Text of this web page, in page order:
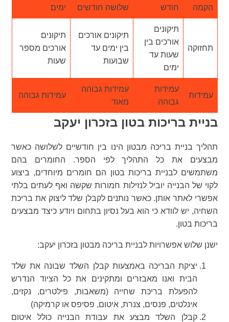
הקמה חודש שלושה חודשים ימים
תחזוקה
תיקונים
אורכים בין
שעות עד
ימים
תיקונים אורכים
בין ימים עד
שבועות
תיקונים
אורכים מספר
שעות
עמידות
עמידות
גבוהה
עמידות גבוהה
מאוד
עמידות גבוהה
בניית בריכות בטון בזכרון יעקב
תהליך בניית בריכה מבטון הינו בין חודשיים לשלושה כאשר
מבצעים את כל התהליך לפי הספר. החומרים בהם
משתמשים לבניית בריכות בטון הם חומרים מיוחדים, ביצוע
לקוי של הבנייה יוביל לנזילות חמורות שקשה ואף לעתים בלתי
אפשרי לאתר אותן. כאשר נותנים לקבלן שלד ליצוק את בריכת
השחיה, יש לוודא כי הוא בעל נסיון בתחום ויודע כיצד מבצעים
בריכות בטון.
ישנן שלוש אפשרויות לבניית בריכה מבטון בזכרון יעקב:
יציקת הבריכה באמצעות קבלן השלד שבונה את שלד
הבית ואנו מאבזרים ומתקינים את כל הציוד הנדרש
להפעלת בריכת שחייה (משאבות, פילטרים, נקזים,
אינלטים, פנסים, צנרת, איטום, פסיפס או קרמיקה)
קבלן השלד מבצע את עבודת הבנייה כולל איטום